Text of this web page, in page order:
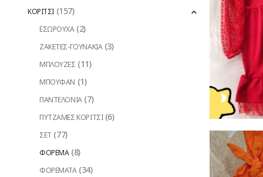
ΚΟΡΙΤΣΙ (157)
ΕΣΩΡΟΥΧΑ (2)
ΖΑΚΕΤΕΣ-ΓΟΥΝΑΚΙΑ (3)
ΜΠΛΟΥΖΕΣ (11)
ΜΠΟΥΦΑΝ (1)
ΠΑΝΤΕΛΟΝΙΑ (7)
ΠΥΤΖΑΜΕΣ ΚΟΡΙΤΣΙ (6)
ΣΕΤ (77)
ΦΟΡΕΜΑ (8)
ΦΟΡΕΜΑΤΑ (34)